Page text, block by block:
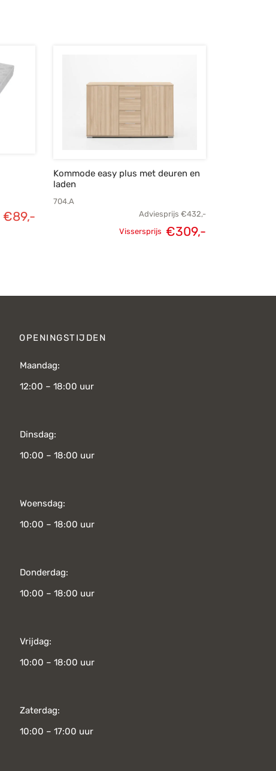
€89,-
Kommode easy plus met deuren en
laden
704.A
Adviesprijs €432,-
Vissersprijs €309,-
OPENINGSTIJDEN
Maandag:
12:00 – 18:00 uur
Dinsdag:
10:00 – 18:00 uur
Woensdag:
10:00 – 18:00 uur
Donderdag:
10:00 – 18:00 uur
Vrijdag:
10:00 – 18:00 uur
Zaterdag:
10:00 – 17:00 uur